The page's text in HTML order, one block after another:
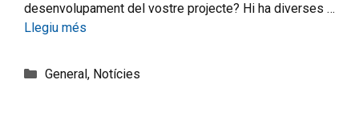
desenvolupament del vostre projecte? Hi ha diverses …
Llegiu més
General , Notícies